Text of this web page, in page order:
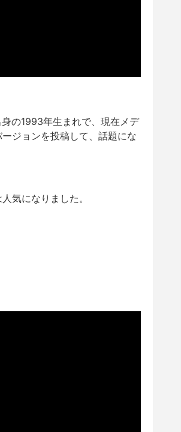
の1993年生まれで、現在メデ
ジョンを投稿して、話題にな
気になりました。